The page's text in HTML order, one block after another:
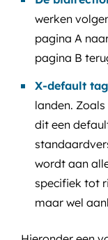
werken
pagina A
pagina B
X-default tag
landen.
dit een
wordt aan
specifiek tot
maar wel